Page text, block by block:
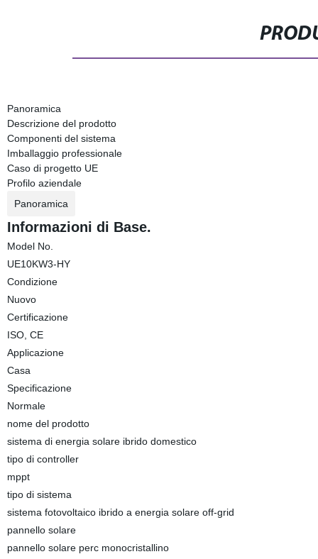
Panoramica
Descrizione del prodotto
Componenti del sistema
Imballaggio professionale
Caso di progetto UE
Profilo aziendale
Panoramica
Informazioni di Base.
Model No.
UE10KW3-HY
Condizione
Nuovo
Certificazione
ISO, CE
Applicazione
Casa
Specificazione
Normale
nome del prodotto
sistema di energia solare ibrido domestico
tipo di controller
mppt
tipo di sistema
sistema fotovoltaico ibrido a energia solare off-grid
pannello solare
pannello solare perc monocristallino